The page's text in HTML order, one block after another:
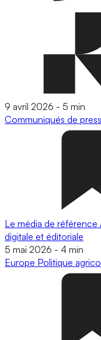
9 avril 2026 - 5 min
Communiqués de
Le média de référence
digitale et éditoriale
5 mai 2026 - 4 min
Europe Politique